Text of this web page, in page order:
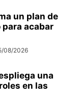
un plan de
acabar
08/2026
una
en las